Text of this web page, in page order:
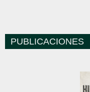
PUBLICACIONES